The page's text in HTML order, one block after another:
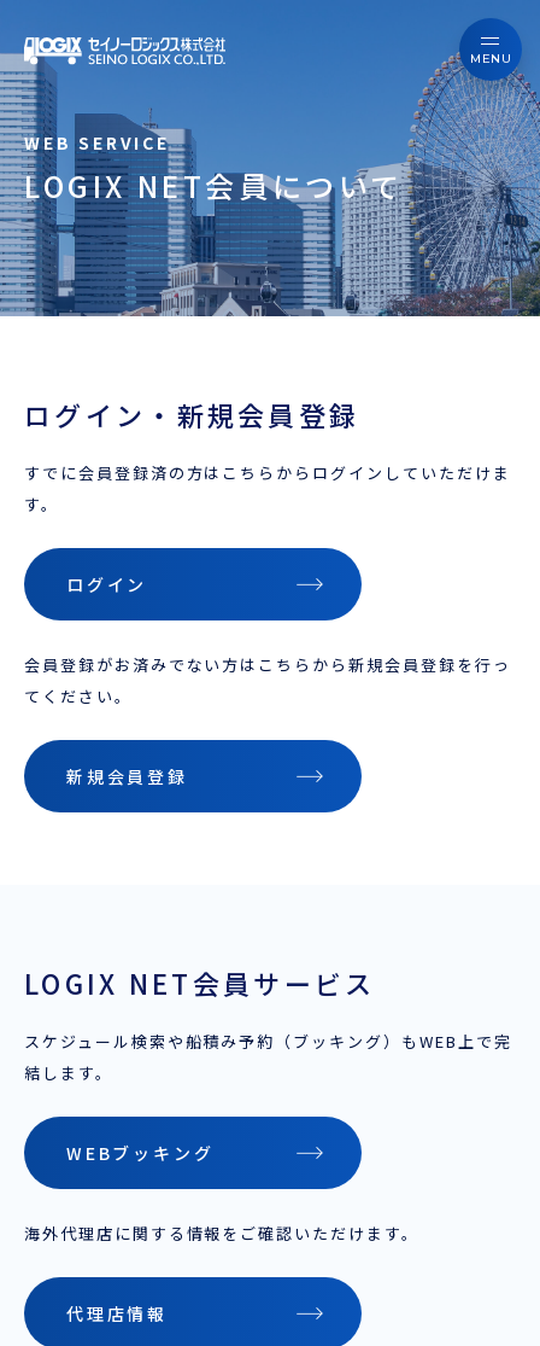
本船スケジュール
ENGLISH
セイノーロジックスを知る
サービス
事例
お役立ちブログ
よくあるご質問
企業情報
セイノーロジックスを知る
サービス
事例
よくあるご質問
ニュース
企業情報
採用情報
ほっとひといき
会員ログイン
お問い合わせ
ENGLISH
LOGIX NET会員について
ログイン・新規会員登録
すでに会員登録済の方はこちらからログインしていただけま
す。
ログイン
会員登録がお済みでない方はこちらから新規会員登録を行っ
てください。
新規会員登録
LOGIX NET会員サービス
スケジュール検索や船積み予約（ブッキング）もWEB上で完
結します。
WEBブッキング
海外代理店に関する情報をご確認いただけます。
代理店情報